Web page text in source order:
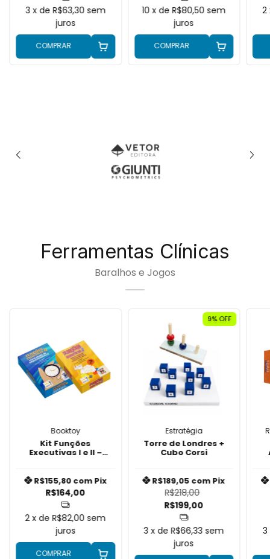
3 x de R$63,30 sem
juros
COMPRAR
10 x deR$80,50 sem
juros
COMPRAR
2
Ferramentas Clínicas
Baralhos e Jogos
Booktoy
Kit Funções
Executivas I e II –
Processamento
R$164,00
R$155,80 com Pix
2 x deR$82,00 sem
juros
COMPRAR
9% OFF
Estratégia
Torre de Londres +
Cubo Corsi
R$218,00
R$199,00
R$189,05 comPix
3 x deR$66,33 sem
juros
3